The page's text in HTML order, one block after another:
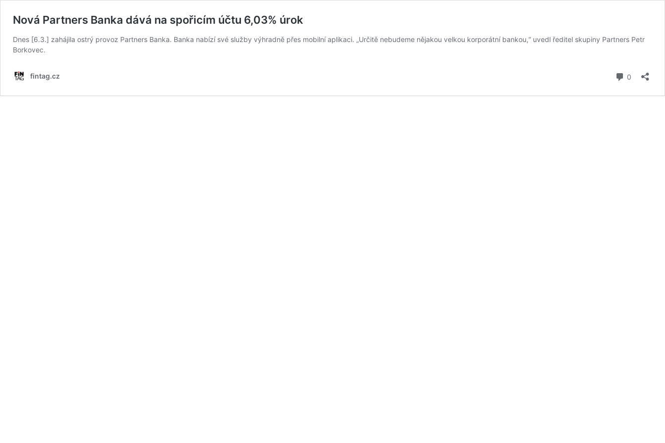
Nová Partners Banka dává na spořicím účtu 6,03% úrok
Dnes [6.3.] zahájila ostrý provoz Partners Banka. Banka nabízí své služby výhradně přes mobilní aplikaci. „Určitě nebudeme nějakou velkou korporátní bankou,“ uvedl ředitel skupiny Partners Petr
Borkovec.
fintag.cz 0 komentářů